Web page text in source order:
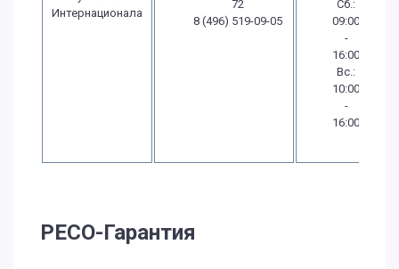
Интернационала
72
8 (496) 519-09-05
Сб.:
09:00
-
16:00
Вс.:
10:00
-
16:00
РЕСО-Гарантия